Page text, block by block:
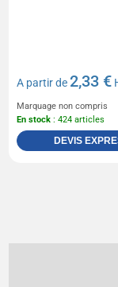
A partir de2,33 €
Marquage non compris
En stock : 424 articles
DEVIS